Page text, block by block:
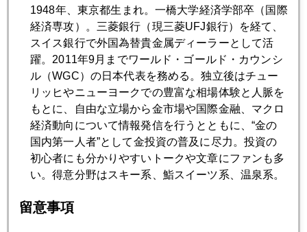
ＦＯＭＣ翌日、ＦＲＢ早くも内部亀裂露呈
2024年12月20日
ワンノッチ円安、日本９連休にＮＹ投機勢は手ぐすね
2024年12月19日
２０２５年、トランプ政権下、ＦＲＢ「利上げ」も覚悟
2024年12月18日
1948年、東京都生まれ。一橋大学経済学部卒（国際
経済専攻）。三菱銀行（現三菱UFJ銀行）を経て、
スイス銀行で外国為替貴金属ディーラーとして活
躍。2011年9月までワールド・ゴールド・カウンシ
ル（WGC）の日本代表を務める。独立後はチュー
リッヒやニューヨークでの豊富な相場体験と人脈を
もとに、自由な立場から金市場や国際金融、マクロ
経済動向について情報発信を行うとともに、“金の
国内第一人者”として金投資の普及に尽力。投資の
初心者にも分かりやすいトークや文章にファンも多
い。得意分野はスキー系、鮨スイーツ系、温泉系。
留意事項